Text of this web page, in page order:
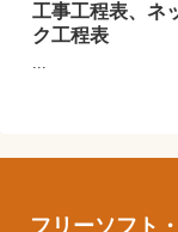
工事工程表、ネ
ク工程表
...
フリーソフト